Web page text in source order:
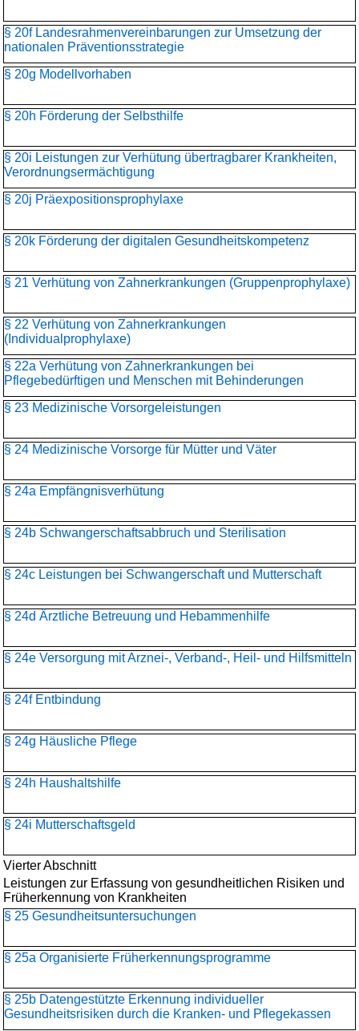
§ 20f Landesrahmenvereinbarungen zur Umsetzung der
nationalen Präventionsstrategie
§ 20g Modellvorhaben
§ 20h Förderung der Selbsthilfe
§ 20i Leistungen zur Verhütung übertragbarer Krankheiten,
Verordnungsermächtigung
§ 20j Präexpositionsprophylaxe
§ 20k Förderung der digitalen Gesundheitskompetenz
§ 21 Verhütung von Zahnerkrankungen (Gruppenprophylaxe)
§ 22 Verhütung von Zahnerkrankungen
(Individualprophylaxe)
§ 22a Verhütung von Zahnerkrankungen bei
Pflegebedürftigen und Menschen mit Behinderungen
§ 23 Medizinische Vorsorgeleistungen
§ 24 Medizinische Vorsorge für Mütter und Väter
§ 24a Empfängnisverhütung
§ 24b Schwangerschaftsabbruch und Sterilisation
§ 24c Leistungen bei Schwangerschaft und Mutterschaft
§ 24d Ärztliche Betreuung und Hebammenhilfe
§ 24e Versorgung mit Arznei-, Verband-, Heil- und Hilfsmitteln
§ 24f Entbindung
§ 24g Häusliche Pflege
§ 24h Haushaltshilfe
§ 24i Mutterschaftsgeld
Vierter Abschnitt
Leistungen zur Erfassung von gesundheitlichen Risiken und
Früherkennung von Krankheiten
§ 25 Gesundheitsuntersuchungen
§ 25a Organisierte Früherkennungsprogramme
§ 25b Datengestützte Erkennung individueller
Gesundheitsrisiken durch die Kranken- und Pflegekassen